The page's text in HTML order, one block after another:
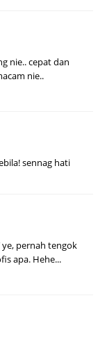
nie.. cepat dan
nie..
sennag hati
ye, pernah tengok
apa. Hehe...